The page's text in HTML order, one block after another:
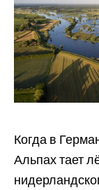
Когда в
Альпах тает